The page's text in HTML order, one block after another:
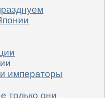
императоры
только они